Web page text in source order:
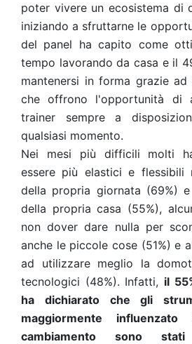
poter vivere un ecosistema di
iniziando a sfruttarne le
del panel ha capito come
tempo lavorando da casa e il
mantenersi in forma grazie
che offrono l'opportunità di
trainer sempre a
qualsiasi momento.
Nei mesi più difficili molti
essere più elastici e flessibili
della propria giornata (69%)
della propria casa (55%),
non dover dare nulla per
anche le piccole cose (51%) e
ad utilizzare meglio la
tecnologici (48%). Infatti, il
ha dichiarato che gli
maggiormente
cambiamento sono